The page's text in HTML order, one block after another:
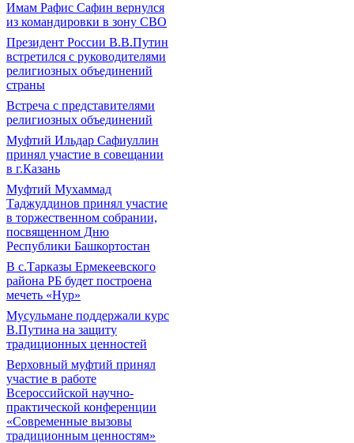
Имам Рафис Сафин вернулся
из командировки в зону СВО
Президент России В.В.Путин
встретился с руководителями
религиозных объединений
страны
Встреча с представителями
религиозных объединений
Муфтий Ильдар Сафиуллин
принял участие в совещании
в г.Казань
Муфтий Мухаммад
Таджуддинов принял участие
в торжественном собрании,
посвященном Дню
Республики Башкортостан
В с.Тарказы Ермекеевского
района РБ будет построена
мечеть «Нур»
Мусульмане поддержали курс
В.Путина на защиту
традиционных ценностей
Верховный муфтий принял
участие в работе
Всероссийской научно-
практической конференции
«Современные вызовы
традиционным ценностям»